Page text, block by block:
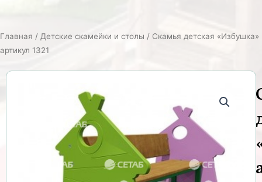
Главная / Детские скамейки и столы / Скамья детская «Избушка»
артикул 1321